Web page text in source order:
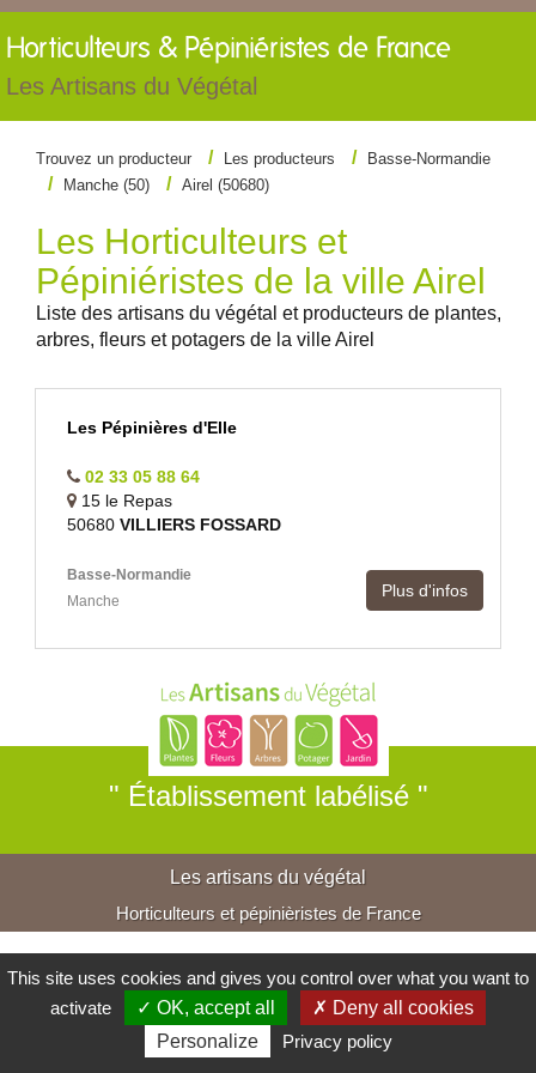
Horticulteurs & Pépiniéristes de France
Les Artisans du Végétal
Trouvez un producteur Les producteurs
Basse-Normandie
Manche (50)
Airel (50680)
Les Horticulteurs et
Pépiniéristes de la ville Airel
Liste des artisans du végétal et producteurs de plantes,
arbres, fleurs et potagers de la ville Airel
Les Pépinières d'Elle
02 33 05 88 64
15 le Repas
50680 VILLIERS FOSSARD
Basse-Normandie
Manche
Plus d'infos
" Établissement labélisé "
Les artisans du végétal
Horticulteurs et pépinièristes de France
This site uses cookies and gives you control over what you want to
activate
✓ OK, accept all
✗ Deny all cookies
Personalize
Privacy policy